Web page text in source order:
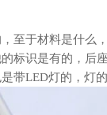
至于材料是什么
标识是有的， 后
带LED灯的，灯